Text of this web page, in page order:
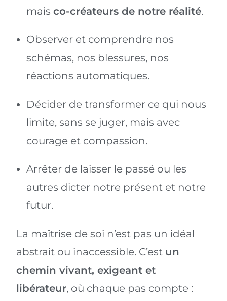
maisco-créateurs de notre réalité.
Observer et comprendre nos
schémas, nos blessures, nos
réactions automatiques.
Décider de transformer ce qui nous
limite, sans se juger, mais avec
courage et compassion.
Arrêter de laisser le passé ou les
autres dicter notre présent et notre
futur.
La maîtrise de soi n’est pas un idéal
abstrait ou inaccessible. C’est un
chemin vivant, exigeant et
libérateur, où chaque pas compte :